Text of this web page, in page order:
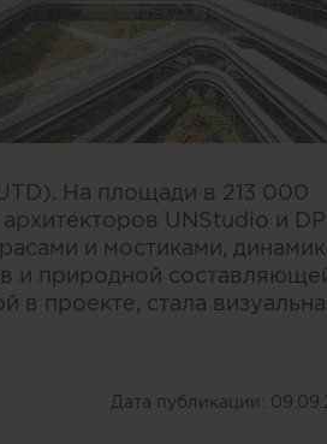
На площади в 213 000
UNStudio и DP
и мостиками,
и природной
в проекте, стала
Дата публикации: